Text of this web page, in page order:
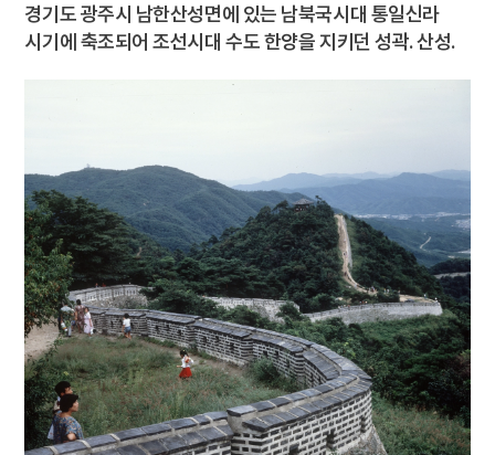
10 3·1운동
금성대군
외삼촌
6 등대
7 북조선임시인민위원회
8 삼
9 정감록
10 3·1운동
경기도 광주시 남한산성면에 있는 남북국시대 통일신라
시기에 축조되어 조선시대 수도 한양을 지키던 성곽. 산성.